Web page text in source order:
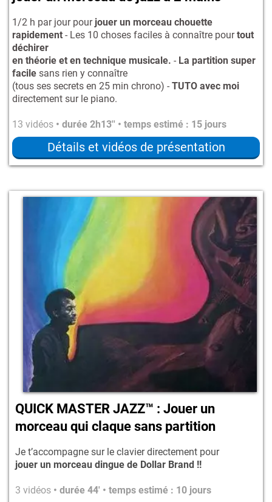
1/2 h par jour pourjouer un morceau chouette
rapidement - Les 10 choses faciles à connaître pourtout
déchirer
en théorie et en technique musicale. - La partition super
facile sans rien y connaître
(tous ses secrets en 25 min chrono) - TUTO avec moi
directement sur le piano.
13 vidéos • durée 2h13'' • temps estimé : 15 jours
Détails et vidéos de présentation
QUICK MASTER JAZZ™ : Jouer un
morceau qui claque sans partition
Je t’accompagne sur le clavier directement pour
jouer un morceau dingue de Dollar Brand !!
3 vidéos • durée 44' • temps estimé : 10 jours